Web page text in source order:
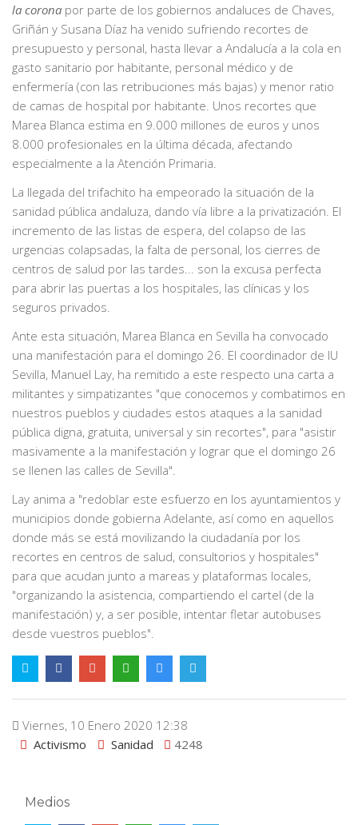
la corona por parte de los gobiernos andaluces de Chaves,
Griñán y Susana Díaz ha venido sufriendo recortes de
presupuesto y personal, hasta llevar a Andalucía a la cola en
gasto sanitario por habitante, personal médico y de
enfermería (con las retribuciones más bajas) y menor ratio
de camas de hospital por habitante. Unos recortes que
Marea Blanca estima en 9.000 millones de euros y unos
8.000 profesionales en la última década, afectando
especialmente a la Atención Primaria.
La llegada del trifachito ha empeorado la situación de la
sanidad pública andaluza, dando vía libre a la privatización. El
incremento de las listas de espera, del colapso de las
urgencias colapsadas, la falta de personal, los cierres de
centros de salud por las tardes... son la excusa perfecta
para abrir las puertas a los hospitales, las clínicas y los
seguros privados.
Ante esta situación, Marea Blanca en Sevilla ha convocado
una manifestación para el domingo 26. El coordinador de IU
Sevilla, Manuel Lay, ha remitido a este respecto una carta a
militantes y simpatizantes "que conocemos y combatimos en
nuestros pueblos y ciudades estos ataques a la sanidad
pública digna, gratuita, universal y sin recortes", para "asistir
masivamente a la manifestación y lograr que el domingo 26
se llenen las calles de Sevilla".
Lay anima a "redoblar este esfuerzo en los ayuntamientos y
municipios donde gobierna Adelante, así como en aquellos
donde más se está movilizando la ciudadanía por los
recortes en centros de salud, consultorios y hospitales"
para que acudan junto a mareas y plataformas locales,
"organizando la asistencia, compartiendo el cartel (de la
manifestación) y, a ser posible, intentar fletar autobuses
desde vuestros pueblos".
Viernes, 10 Enero 2020 12:38
Activismo
Sanidad 4248
Medios